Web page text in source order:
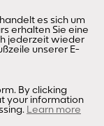
es sich um
erhalten Sie eine
jederzeit wieder
unserer E-
By clicking
your information
Learn more